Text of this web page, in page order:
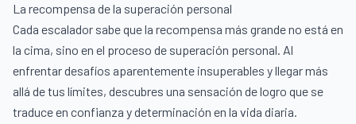
La recompensa de la superación personal
Cada escalador sabe que la recompensa más grande no está en
la cima, sino en el proceso de superación personal. Al
enfrentar desafíos aparentemente insuperables y llegar más
allá de tus límites, descubres una sensación de logro que se
traduce en confianza y determinación en la vida diaria.